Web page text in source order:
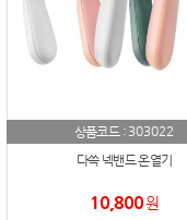
상품코드 : 303022
다쓱 넥밴드 온열기
10,800원